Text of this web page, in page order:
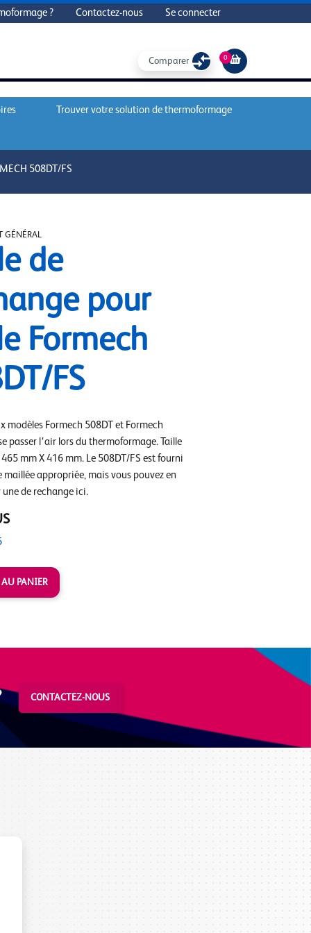
? Contactez-nous Se connecter
Comparer 0
Trouver votre solution de thermoformage
508DT/FS
GÉNÉRAL
de
pour
Formech
FS
modèles Formech 508DT et Formech
passer l’air lors du thermoformage. Taille
mm X 416 mm. Le 508DT/FS est fourni
maillée appropriée, mais vous pouvez en
de rechange ici.
CONTACTEZ-NOUS